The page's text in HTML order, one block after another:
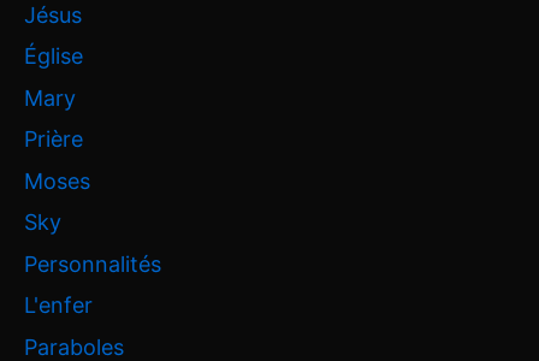
Jésus
Église
Mary
Prière
Moses
Sky
Personnalités
L'enfer
Paraboles